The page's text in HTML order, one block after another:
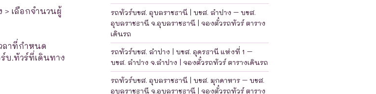
> เลือกจำนวนผู้
วลาที่กำหนด
บ.ทัวร์ที่เดินทาง
รถทัวร์บขส. อุบลราชธานี | บขส. ลำปาง – บขส.
อุบลราชธานี จ.อุบลราชธานี | จองตั๋วรถทัวร์ ตาราง
เดินรถ
รถทัวร์บขส. ลำปาง | บขส. อุดรธานี แห่งที่ 1 –
บขส. ลำปาง จ.ลำปาง | จองตั๋วรถทัวร์ ตารางเดินรถ
รถทัวร์บขส. อุบลราชธานี | บขส. มุกดาหาร – บขส.
อุบลราชธานี จ.อุบลราชธานี | จองตั๋วรถทัวร์ ตาราง